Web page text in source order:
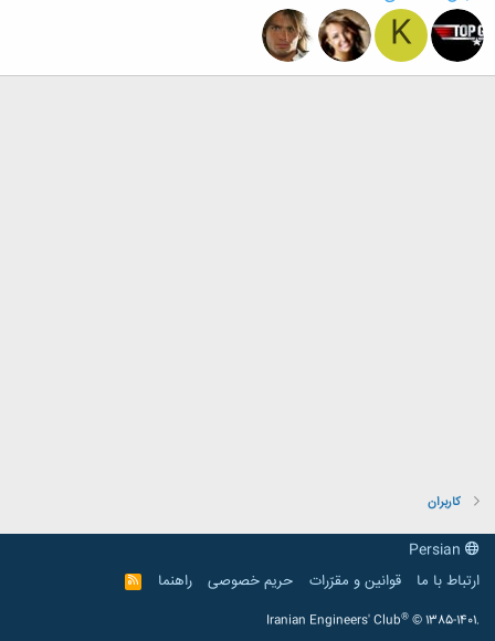
K
کاربران
ارتباط با ما
قوانین و مقرّرات حریم خصوصی راهنما
R
S
Iranian Engineers' Club® © 1385-1401.